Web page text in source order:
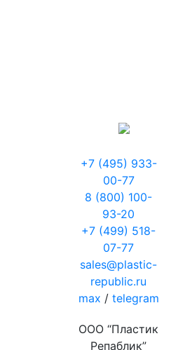
+7 (495) 933-
00-77
8 (800) 100-
93-20
+7 (499) 518-
07-77
sales@plastic-
republic.ru
max / telegram
ООО “Пластик
Репаблик”